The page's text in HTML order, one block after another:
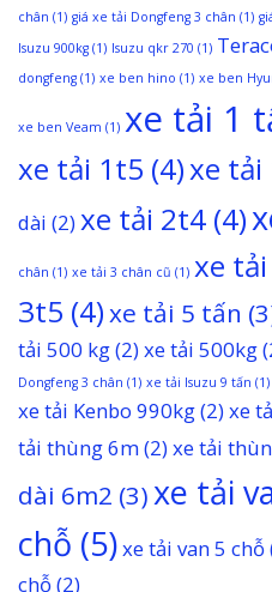
chân (1) giá xe tải Dongfeng 3 chân (1)
Isuzu 900kg (1) Isuzu qkr 270 (1)
dongfeng (1) xe ben hino (1) xe ben
xe ben Veam (1) xe tải 1
xe tải 1t5 (4)xe tải
dài (2) xe tải 2t4 (4)
chân (1) xe tải 3 chân cũ (1) xe
3t5 (4)xe tải 5 tấn
tải 500 kg(2) xe tải 500kg
Dongfeng 3 chân (1) xe tải Isuzu 9 tấn (1)
xe tải Kenbo 990kg(2) xe
tải thùng 6m(2) xe tải
dài 6m2 (3)xe tải
chỗ (5)xe tải van 5 chỗ
chỗ(2)